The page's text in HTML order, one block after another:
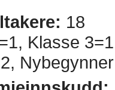
18
Klasse